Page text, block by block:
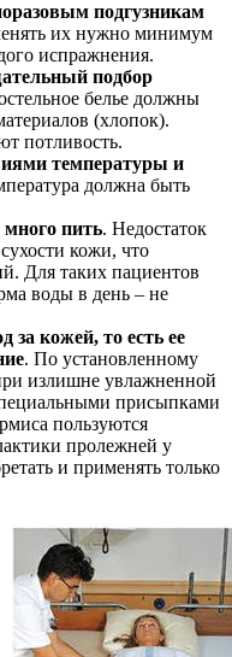
подгузникам
их нужно минимум
испражнения.
подбор
белье должны
(хлопок).
потливость.
температуры и
должна быть
пить. Недостаток
кожи, что
Для таких пациентов
воды в день – не
за кожей, то есть ее
. По установленному
излишне увлажненной
присыпками
пользуются
пролежней у
и применять только